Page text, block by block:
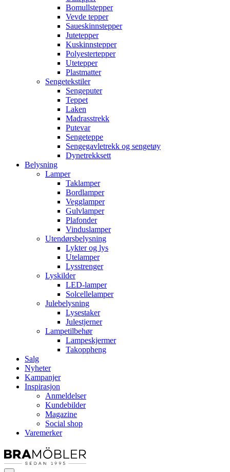
Bomullstepper
Vevde tepper
Saueskinnstepper
Jutetepper
Kuskinnstepper
Polyestertepper
Utetepper
Plastmatter
Sengetekstiler
Sengeputer
Teppet
Laken
Madrasstrekk
Putevar
Sengeteppe
Sengegavletrekk og sengetøy
Dynetrekksett
Belysning
Lamper
Taklamper
Bordlamper
Vegglamper
Gulvlamper
Plafonder
Vinduslamper
Utendørsbelysning
Lykter og lys
Utelamper
Lysstrenger
Lyskilder
LED-lamper
Solcellelamper
Julebelysning
Lysestaker
Julestjerner
Lampetilbehør
Lampeskjermer
Takoppheng
Salg
Nyheter
Kampanjer
Inspirasjon
Anmeldelser
Kundebilder
Magazine
Social shop
Varemerker